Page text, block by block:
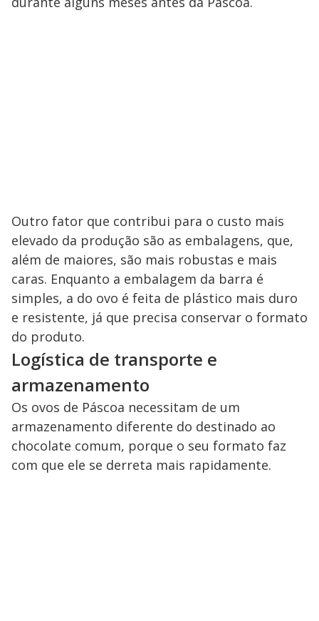
Outro fator que contribui para o custo mais
elevado da produção são as embalagens, que,
além de maiores, são mais robustas e mais
caras. Enquanto a embalagem da barra é
simples, a do ovo é feita de plástico mais duro
e resistente, já que precisa conservar o formato
do produto.
Logística de transporte e
armazenamento
Os ovos de Páscoa necessitam de um
armazenamento diferente do destinado ao
chocolate comum, porque o seu formato faz
com que ele se derreta mais rapidamente.